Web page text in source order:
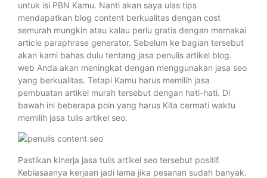
untuk isi PBN Kamu. Nanti akan saya ulas tips
mendapatkan blog content berkualitas dengan cost
semurah mungkin atau kalau perlu gratis dengan memakai
article paraphrase generator. Sebelum ke bagian tersebut
akan kami bahas dulu tentang jasa penulis artikel blog.
web Anda akan meningkat dengan menggunakan jasa seo
yang berkualitas. Tetapi Kamu harus memilih jasa
pembuatan artikel murah tersebut dengan hati-hati. Di
bawah ini beberapa poin yang harus Kita cermati waktu
memilih jasa tulis artikel seo.
Pastikan kinerja jasa tulis artikel seo tersebut positif.
Kebiasaanya kerjaan jadi lama jika pesanan sudah banyak.